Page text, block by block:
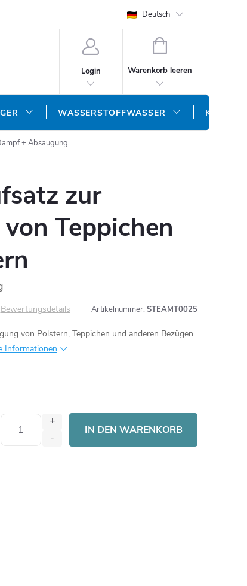
Deutsch
Login
WARENKORB
Warenkorb leeren
WASSERSTOFFWASSER
+ Absaugung
zur
Teppichen
Bewertungsdetails Artikelnummer: STEAMT0025
von Polstern, Teppichen und anderen Bezügen
Informationen
IN DEN WARENKORB